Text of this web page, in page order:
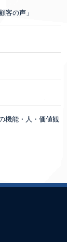
客の声」
機能・人・価値観